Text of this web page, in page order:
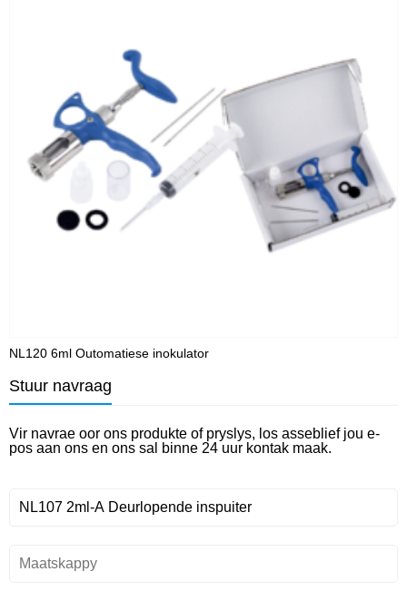
NL120 6ml Outomatiese inokulator
Stuur navraag
Vir navrae oor ons produkte of pryslys, los asseblief jou e-
pos aan ons en ons sal binne 24 uur kontak maak.